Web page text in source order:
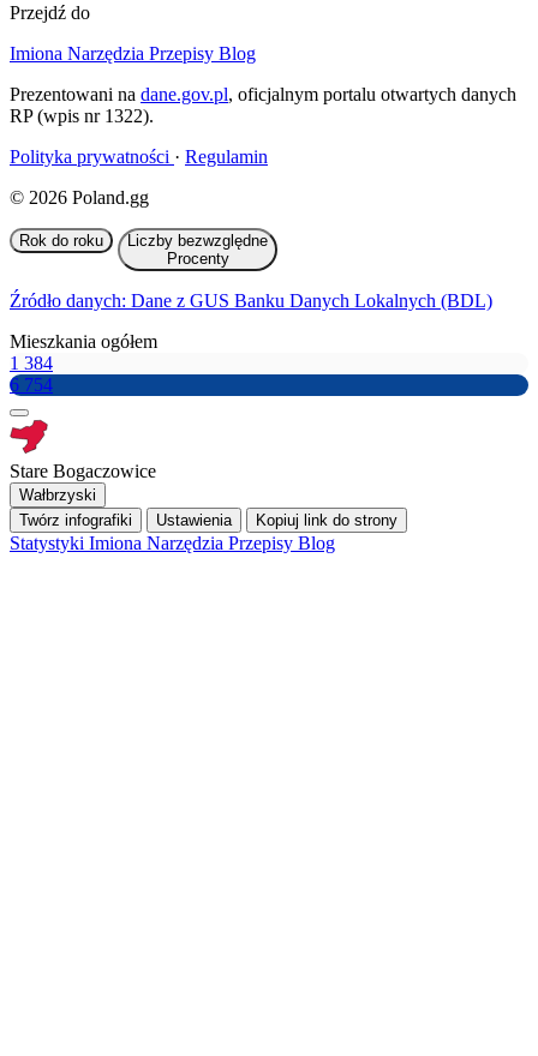
Przejdź do
Imiona Narzędzia Przepisy Blog
Prezentowani na dane.gov.pl, oficjalnym portalu otwartych danych
RP (wpis nr 1322).
Polityka prywatności · Regulamin
© 2026 Poland.gg
Rok do roku
Liczby bezwzględne
Procenty
Źródło danych: Dane z GUS Banku Danych Lokalnych (BDL)
Mieszkania ogółem
1 384
6 754
Stare Bogaczowice
Wałbrzyski
Twórz infografiki
Ustawienia Kopiuj link do strony
Statystyki Imiona Narzędzia Przepisy Blog